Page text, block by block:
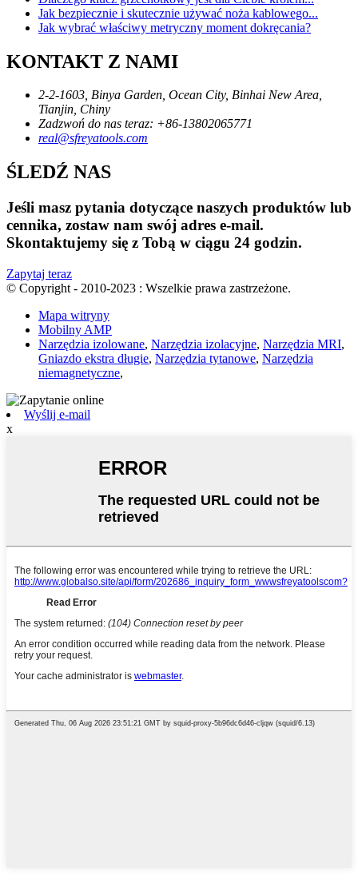
Jak bezpiecznie i skutecznie używać noża kablowego...
Jak wybrać właściwy metryczny moment dokręcania?
KONTAKT Z NAMI
2-2-1603, Binya Garden, Ocean City, Binhai New Area,
Tianjin, Chiny
Zadzwoń do nas teraz: +86-13802065771
real@sfreyatools.com
ŚLEDŹ NAS
Jeśli masz pytania dotyczące naszych produktów lub
cennika, zostaw nam swój adres e-mail.
Skontaktujemy się z Tobą w ciągu 24 godzin.
Zapytaj teraz
© Copyright - 2010-2023 : Wszelkie prawa zastrzeżone.
Mapa witryny
Mobilny AMP
Narzędzia izolowane, Narzędzia izolacyjne, Narzędzia MRI,
Gniazdo ekstra długie, Narzędzia tytanowe, Narzędzia
niemagnetyczne,
Wyślij e-mail
x